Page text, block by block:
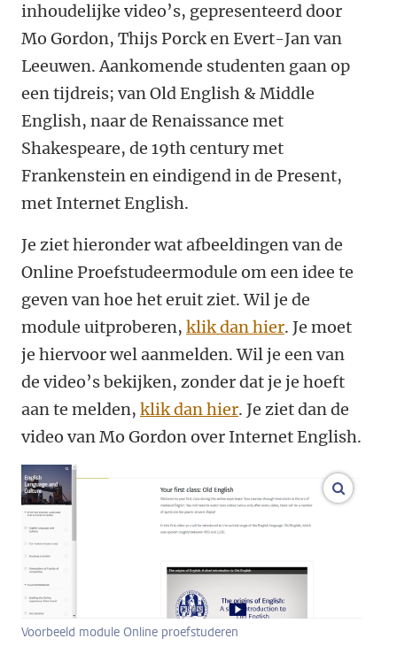
inhoudelijke video’s, gepresenteerd door
Mo Gordon, Thijs Porck en Evert-Jan van
Leeuwen. Aankomende studenten gaan op
een tijdreis; van Old English & Middle
English, naar de Renaissance met
Shakespeare, de 19th century met
Frankenstein en eindigend in de Present,
met Internet English.
Je ziet hieronder wat afbeeldingen van de
Online Proefstudeermodule om een idee te
geven van hoe het eruit ziet. Wil je de
module uitproberen, klik dan hier. Je moet
je hiervoor wel aanmelden. Wil je een van
de video’s bekijken, zonder dat je je hoeft
aan te melden, klik dan hier. Je ziet dan de
video van Mo Gordon over Internet English.
Voorbeeld module Online proefstuderen